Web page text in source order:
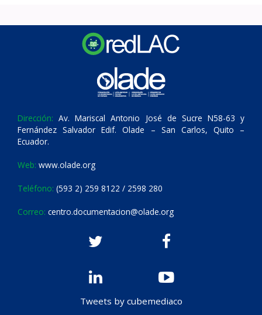
Dirección: Av. Mariscal Antonio José de Sucre N58-63 y
Fernández Salvador Edif. Olade – San Carlos, Quito –
Ecuador.
Web: www.olade.org
Teléfono: (593 2) 259 8122 / 2598 280
Correo: centro.documentacion@olade.org
Tweets by cubemediaco